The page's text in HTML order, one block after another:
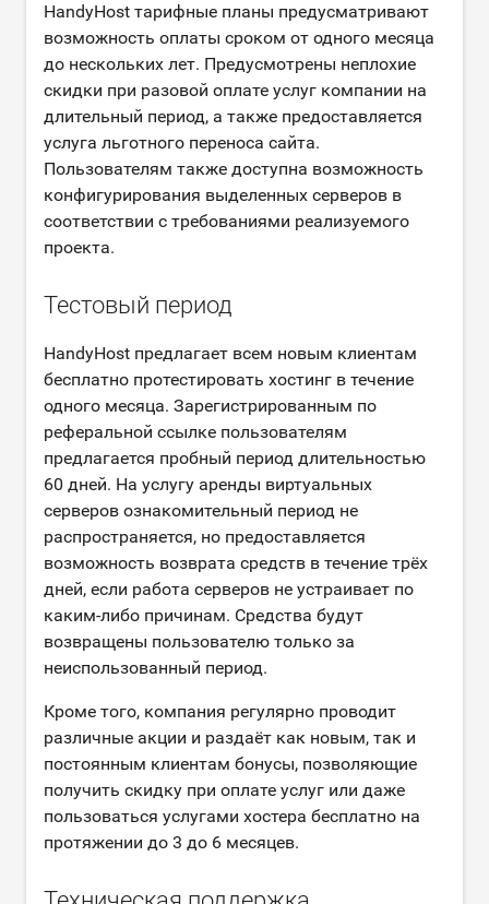
HandyHost тарифные планы предусматривают
возможность оплаты сроком от одного месяца
до нескольких лет. Предусмотрены неплохие
скидки при разовой оплате услуг компании на
длительный период, а также предоставляется
услуга льготного переноса сайта.
Пользователям также доступна возможность
конфигурирования выделенных серверов в
соответствии с требованиями реализуемого
проекта.
Тестовый период
HandyHost предлагает всем новым клиентам
бесплатно протестировать хостинг в течение
одного месяца. Зарегистрированным по
реферальной ссылке пользователям
предлагается пробный период длительностью
60 дней. На услугу аренды виртуальных
серверов ознакомительный период не
распространяется, но предоставляется
возможность возврата средств в течение трёх
дней, если работа серверов не устраивает по
каким-либо причинам. Средства будут
возвращены пользователю только за
неиспользованный период.
Кроме того, компания регулярно проводит
различные акции и раздаёт как новым, так и
постоянным клиентам бонусы, позволяющие
получить скидку при оплате услуг или даже
пользоваться услугами хостера бесплатно на
протяжении до 3 до 6 месяцев.